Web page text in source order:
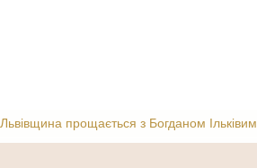
Львівщина прощається з Богданом Ільківим